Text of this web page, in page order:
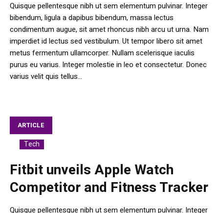
Quisque pellentesque nibh ut sem elementum pulvinar. Integer
bibendum, ligula a dapibus bibendum, massa lectus
condimentum augue, sit amet rhoncus nibh arcu ut urna. Nam
imperdiet id lectus sed vestibulum. Ut tempor libero sit amet
metus fermentum ullamcorper. Nullam scelerisque iaculis
purus eu varius. Integer molestie in leo et consectetur. Donec
varius velit quis tellus...
ARTICLE
Tech
Fitbit unveils Apple Watch
Competitor and Fitness Tracker
Quisque pellentesque nibh ut sem elementum pulvinar. Integer